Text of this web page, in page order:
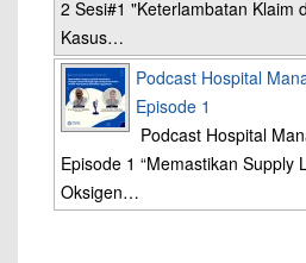
2 Sesi#1 "Keterlambatan Klaim
Kasus…
Podcast Hospital
Episode 1
Podcast Hospital
Episode 1 “Memastikan Supply
Oksigen…